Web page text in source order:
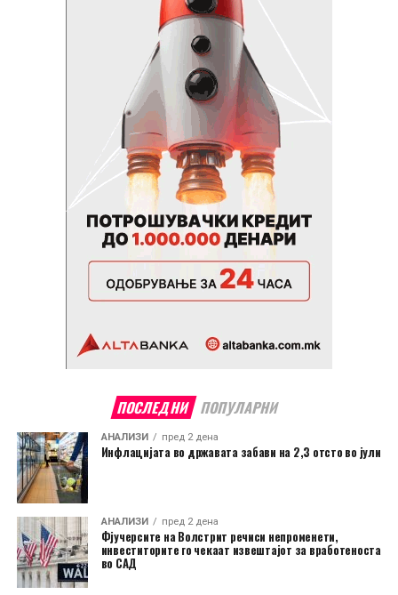
ПОСЛЕДНИ ПОПУЛАРНИ
АНАЛИЗИ пред 2 дена
Инфлацијата во државата забави на 2,3 отсто во јули
АНАЛИЗИ пред 2 дена
Фјучерсите на Волстрит речиси непроменети,
инвеститорите го чекаат извештајот за вработеноста
во САД